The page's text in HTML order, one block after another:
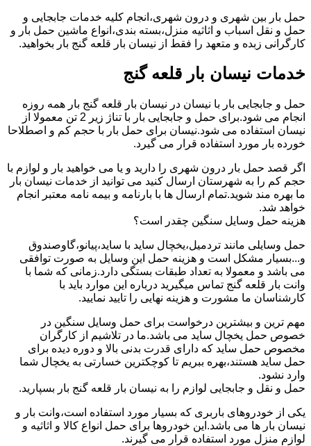
حمل بار بین شهری و درون شهری،انجام کلیه خدمات جابجایی و
حمل و نقل اسباب و اثاثیه منزل،بسته بندی،انواع ماشین حمل بار و
کارگرانی زبده و متعهد را فقط از نیسان بار قلعه گنج بار بخواهید.
خدمات نیسان بار قلعه گنج
حمل و جابجایی بار با نیسان در نیسان بار قلعه گنج بار همه روزه
انجام می شود.برای حمل و جابجایی بار با تناژ زیر 2 تن معمولا از
نیسان استفاده می شود.نیسان برای حمل بار با حجم کم و اصطلاحا
خورده بار مورد استفاده قرار می گیرد.
اگر قصد حمل بار درون شهری را دارید و یا می خواهید بار و لوازم با
حجم کم را به شهرستان ارسال کنید می توانید از خدمات نیسان بار
ما بهره مند شوید.تمام ارسال ها با بارنامه و بیمه نامه معتبر انجام
خواهد شد.
هزینه حمل وسایل سنگین چقدر است؟
حمل وسایلی مانند تردمیل،یخچال ساید با ساید،پیانو،گاوصندوق
و...بسیار مشکل است و هزینه حمل این وسایل به صورت توافقی
می باشد و معمولا به تعداد طبقات بستگی دارد.زمانی که شما با
وانت بار قلعه گنج تماس میگیرید درباره این موارد باید با
کارشناسان ما مشورت و هزینه نهایی را تایید نمایید.
مهم ترین و بیشترین درخواست برای حمل وسایل سنگین در
خصوص حمل یخچال ساید می باشد.ما در تلاشیم از کارگران
مخصوص حمل ساید که دارای قدرت بدنی بالا و دوره دیده برای
حمل ساید هستند،بهره ببریم تا کوچکترین خسارتی به یخچال شما
وارد نشود.
حمل و نقل و جابجایی لوازم را به نیسان بار قلعه گنج بار بسپارید.
یکی از خودروهای باربری که بسیار مورد استفاده است،وانت بار و
نیسان بار ها می باشد.این خودروها برای حمل انواع کالا و اثاثیه و
لوازم منزل مورد استفاده قرار می گیرند.